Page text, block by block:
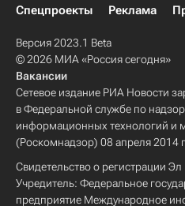
Спецпроекты
Реклама
Версия 2023.1 Beta
© 2026 МИА «Россия сегодня»
Вакансии
Сетевое издание РИА Новости
в Федеральной службе по
информационных технологий и
(Роскомнадзор) 08 апреля 2014
Свидетельство о регистрации
Учредитель: Федеральное
предприятие Международное